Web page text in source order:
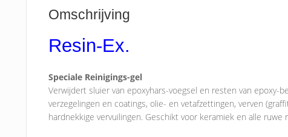
Omschrijving
Resin-Ex.
Speciale Reinigings-gel
Verwijdert sluier van epoxyhars-voegsel en resten van epoxy-
verzegelingen en coatings, olie- en vetafzettingen, verven
hardnekkige vervuilingen. Geschikt voor keramiek en alle